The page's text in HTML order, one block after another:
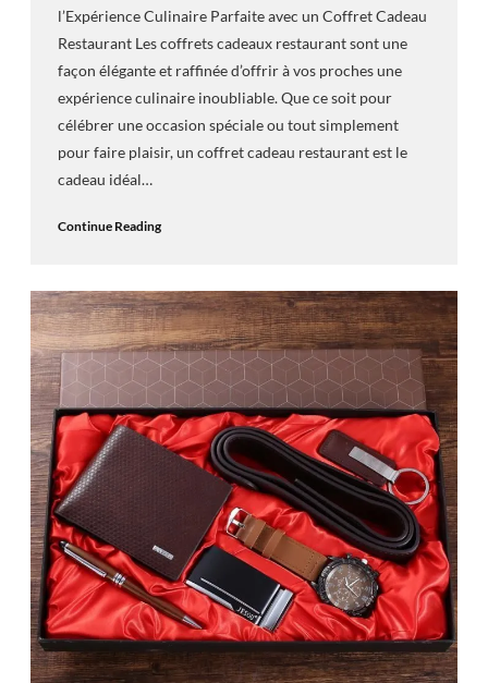
l’Expérience Culinaire Parfaite avec un Coffret Cadeau
Restaurant Les coffrets cadeaux restaurant sont une
façon élégante et raffinée d’offrir à vos proches une
expérience culinaire inoubliable. Que ce soit pour
célébrer une occasion spéciale ou tout simplement
pour faire plaisir, un coffret cadeau restaurant est le
cadeau idéal…
Continue Reading